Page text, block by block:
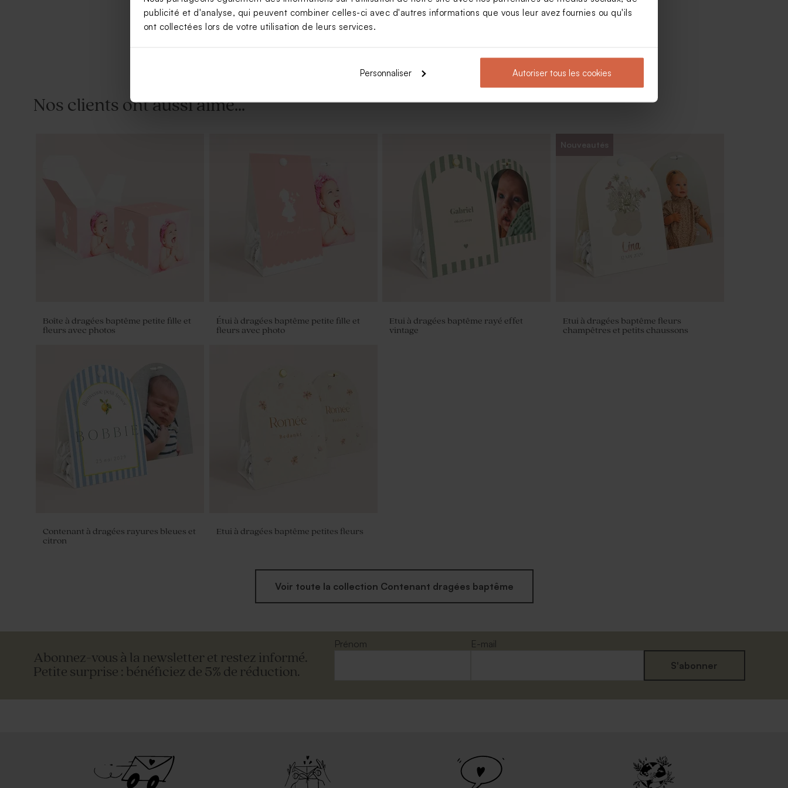
publicité et d'analyse, qui peuvent combiner celles-ci avec d'autres informations que vous leur avez fournies ou qu'ils
ont collectées lors de votre utilisation de leurs services.
Personnaliser Autoriser tous les cookies
Dragées baptême nude 1 kg (± 240 ex) Dragées blanches 1 kg (± 240 ex)
Dragées baptême lentilles roses 1 kg (±
Nos clients ont aussi aimé...
Boîte à dragées baptême petite fille et
fleurs avec photos
Étui à dragées baptême petite fille et
fleurs avec photo
Etui à dragées baptême rayé effet
vintage
Nouveautés
Etui à dragées baptême fleurs
champêtres et petits chaussons
Contenant à dragées rayures bleues et
citron
Etui à dragées baptême petites fleurs
Voir toute la collection Contenant dragées baptême
Abonnez-vous à la newsletter et restez informé.
Petite surprise : bénéficiez de 5% de réduction.
Prénom
E-mail
S'abonner